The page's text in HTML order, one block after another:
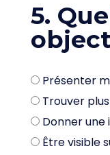
5.
Présenter
Trouver
Donner une
Être visible